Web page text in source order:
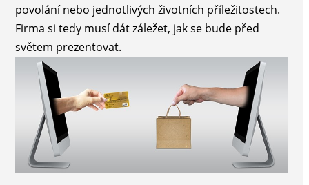
povolání nebo jednotlivých životních příležitostech.
Firma si tedy musí dát záležet, jak se bude před
světem prezentovat.